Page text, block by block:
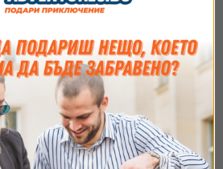
от палубата на комфортна
Несебър от35 € 68.45 лв.
Подробности Относно
Използваме
технологии, за да осигурим